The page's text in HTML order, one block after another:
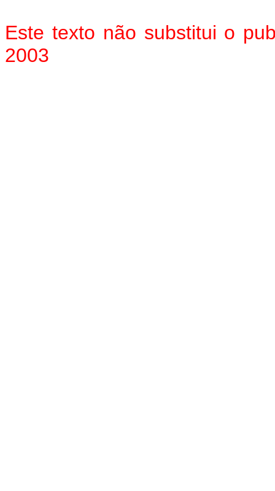
Este texto não substitui o
2003